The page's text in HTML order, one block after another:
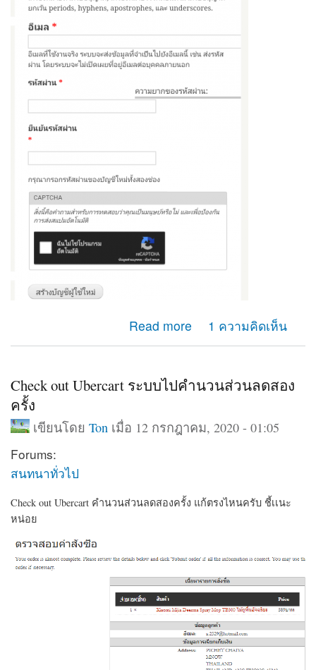
Read more
about ยากจะเเยกหน้า เข้าสู่ระบบ หน้าสร้างบัญชีผู้ไช้ใหม่
ออกจากกัน ปรับตรงใหนครับ
1 ความคิดเห็น
Check out Ubercart ระบบไปคำนวนส่วนลดสอง
ครั้ง
เขียนโดย Ton เมื่อ 12 กรกฎาคม, 2020 - 01:05
Forums:
สนทนาทั่วไป
Check out Ubercart คำนวนส่วนลดสองครั้ง แก้ตรงไหนครับ ชี้เเนะ
หน่อย